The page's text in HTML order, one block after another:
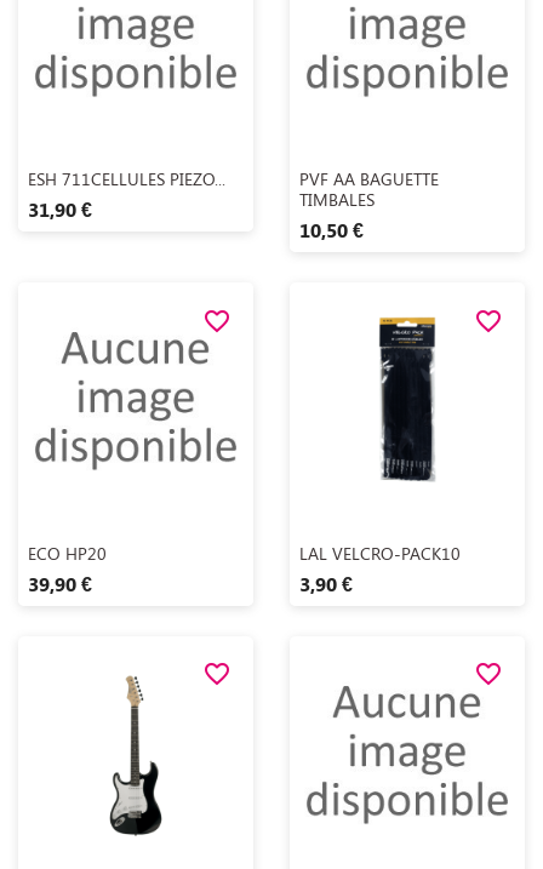
 Aperçu rapide
ESH 711CELLULES PIEZO...
31,90 €
 Aperçu rapide
PVF AA BAGUETTE
TIMBALES
10,50 €
Aperçu rapide
ECO HP20
39,90 €
favorite_border
Aperçu rapide
LAL VELCRO-PACK10
3,90 €
favorite_border
favorite_border favorite_border